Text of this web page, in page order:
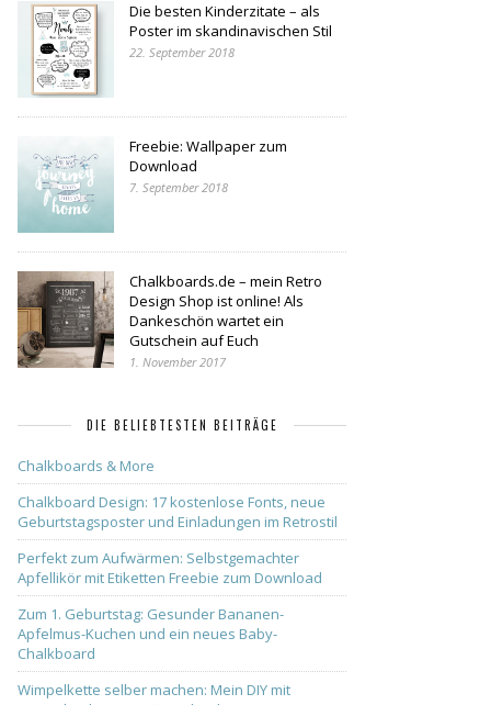
Die besten Kinderzitate – als
Poster im skandinavischen Stil
22. September 2018
Freebie: Wallpaper zum
Download
7. September 2018
Chalkboards.de – mein Retro
Design Shop ist online! Als
Dankeschön wartet ein
Gutschein auf Euch
1. November 2017
DIE BELIEBTESTEN BEITRÄGE
Chalkboards & More
Chalkboard Design: 17 kostenlose Fonts, neue
Geburtstagsposter und Einladungen im Retrostil
Perfekt zum Aufwärmen: Selbstgemachter
Apfellikör mit Etiketten Freebie zum Download
Zum 1. Geburtstag: Gesunder Bananen-
Apfelmus-Kuchen und ein neues Baby-
Chalkboard
Wimpelkette selber machen: Mein DIY mit